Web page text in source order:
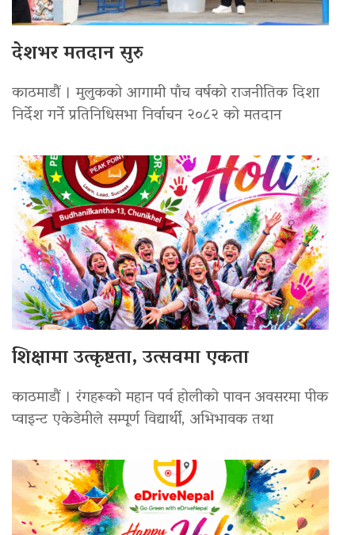
देशभर मतदान सुरु
काठमाडौं । मुलुकको आगामी पाँच वर्षको राजनीतिक दिशा
निर्देश गर्ने प्रतिनिधिसभा निर्वाचन २०८२ को मतदान
शिक्षामा उत्कृष्टता, उत्सवमा एकता
काठमाडौं । रंगहरूको महान पर्व होलीको पावन अवसरमा पीक
प्वाइन्ट एकेडेमीले सम्पूर्ण विद्यार्थी, अभिभावक तथा